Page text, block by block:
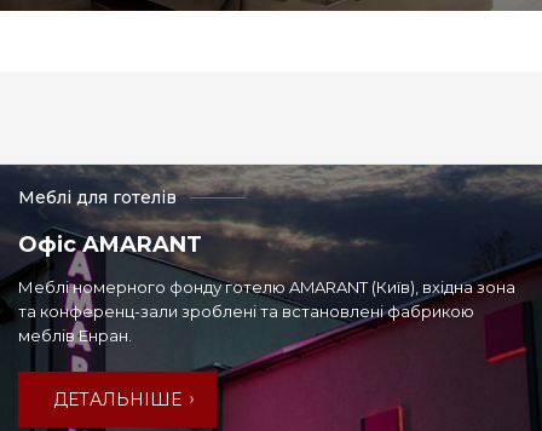
Меблі для готелів
Офіс AMARANT
Меблі номерного фонду готелю AMARANT (Київ), вхідна зона
та конференц-зали зроблені та встановлені фабрикою
меблів Енран.
ДЕТАЛЬНІШЕ
ДЕТАЛЬНІШЕ
ДЕТАЛЬНІШЕ
ДЕТАЛЬНІШЕ
ДЕТАЛЬНІШЕ
ДЕТАЛЬНІШЕ
ДЕТАЛЬНІШЕ
ДЕТАЛЬНІШЕ
ДЕТАЛЬНІШЕ
ДЕТАЛЬНІШЕ
ДЕТАЛЬНІШЕ